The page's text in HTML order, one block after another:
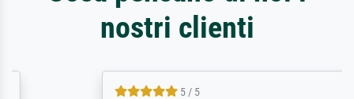
nostri clienti
5 / 5